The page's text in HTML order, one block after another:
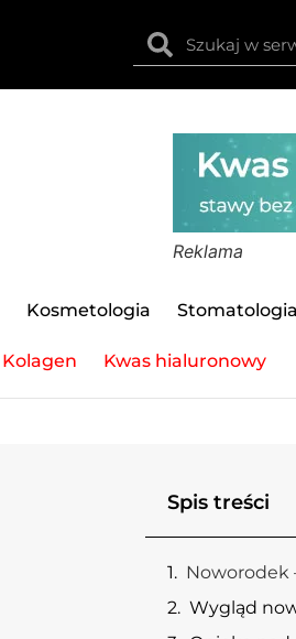
Reklama
Kosmetologia Stomatologia
Kolagen Kwas hialuronowy
Spis treści
Noworodek
Wygląd